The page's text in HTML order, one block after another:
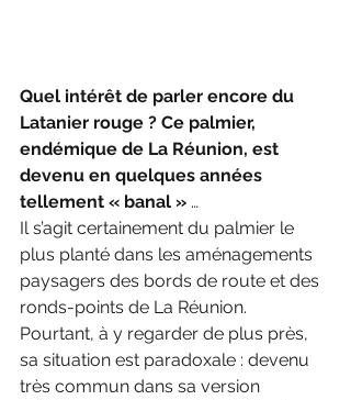
Quel intérêt de parler encore du
Latanier rouge ? Ce palmier,
endémique de La Réunion, est
devenu en quelques années
tellement « banal » …
Il s’agit certainement du palmier le
plus planté dans les aménagements
paysagers des bords de route et des
ronds-points de La Réunion.
Pourtant, à y regarder de plus près,
sa situation est paradoxale : devenu
très commun dans sa version